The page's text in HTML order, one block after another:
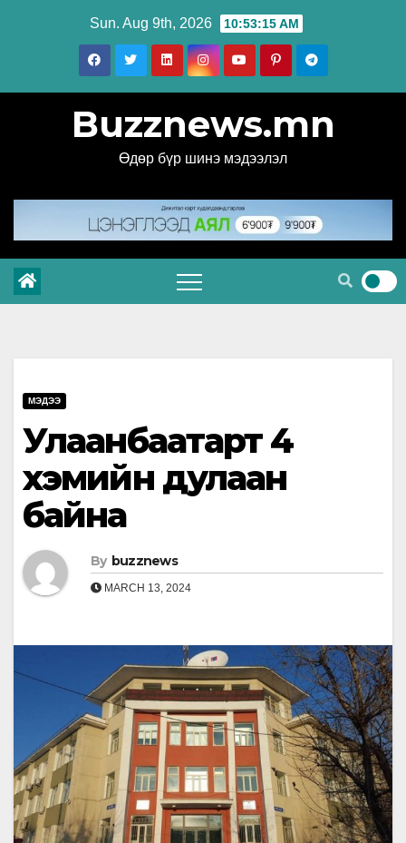
Sun. Aug 9th, 2026 10:53:16 AM
Buzznews.mn
Өдөр бүр шинэ мэдээлэл
МЭДЭЭ
Улаанбаатарт 4
хэмийн дулаан
байна
By buzznews
MARCH 13, 2024